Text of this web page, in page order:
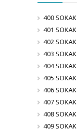
400 SOKAK
401 SOKAK
402 SOKAK
403 SOKAK
404 SOKAK
405 SOKAK
406 SOKAK
407 SOKAK
408 SOKAK
409 SOKAK